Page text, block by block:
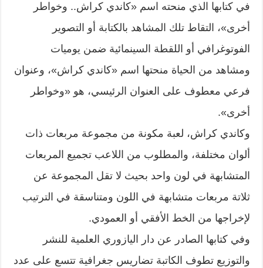
في كتابها الذي منحته اسم «كاندي كراش.. وخواطر
أخرى»، التقاط تلك المشاهد بالكتابة أو التصوير
الفوتوغرافي أو اللقطة السينمائية ضمن يوميات
ومشاهد من الحياة منحتها اسم «كاندي كراش»، وعنوان
فرعي معطوف على العنوان الرئيسي، هو «وخواطر
أخرى».
وكاندي كراش، لعبة مكونة من مجموعة مربعات ذات
ألوان مختلفة، والمطلوب من اللاعب تجميع المربعات
المتشابهة في لون واحد بحيث لا تقل المجموعة عن
ثلاتة مربعات متشابهة في اللون ومتناسقة في الترتيب
لإخراجها من الخط الأفقي أو العمودي.
وفي كتابها الصادر عن دار اليازوري العلمية للنشر
والتوزيع تطوف الكاتبة تضاريس جغرافية تتسع على عدد